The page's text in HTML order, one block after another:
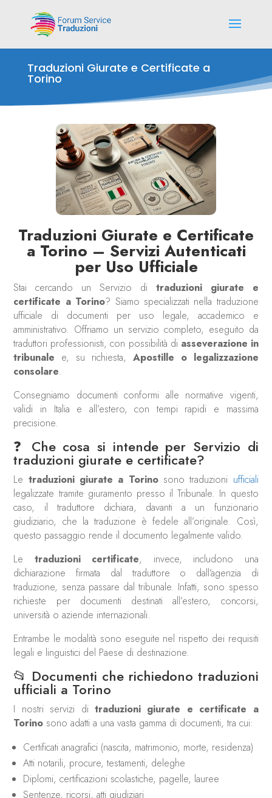
Traduzioni Giurate e Certificate a
Torino
Traduzioni Giurate e Certificate
a Torino – Servizi Autenticati
per Uso Ufficiale
Stai cercando un Servizio di traduzioni giurate e
certificate a Torino? Siamo specializzati nella traduzione
ufficiale di documenti per uso legale, accademico e
amministrativo. Offriamo un servizio completo, eseguito da
traduttori professionisti, con possibilità di asseverazione in
tribunale e, su richiesta, Apostille o legalizzazione
consolare.
Consegniamo documenti conformi alle normative vigenti,
validi in Italia e all’estero, con tempi rapidi e massima
precisione.
❓ Che cosa si intende per Servizio di
traduzioni giurate e certificate?
Le traduzioni giurate a Torinosono traduzioni ufficiali
legalizzate tramite giuramento presso il Tribunale. In questo
caso, il traduttore dichiara, davanti a un funzionario
giudiziario, che la traduzione è fedele all’originale. Così,
questo passaggio rende il documento legalmente valido.
Le traduzioni certificate, invece, includono una
dichiarazione firmata dal traduttore o dall’agenzia di
traduzione, senza passare dal tribunale. Infatti, sono spesso
richieste per documenti destinati all’estero, concorsi,
università o aziende internazionali.
Entrambe le modalità sono eseguite nel rispetto dei requisiti
legali e linguistici del Paese di destinazione.
📂 Documenti che richiedono traduzioni
ufficiali a Torino
I nostri servizi di traduzioni giurate e certificate a
Torino sono adatti a una vasta gamma di documenti, tra cui:
Certificati anagrafici (nascita, matrimonio, morte, residenza)
Atti notarili, procure, testamenti, deleghe
Diplomi, certificazioni scolastiche, pagelle, lauree
Sentenze, ricorsi, atti giudiziari